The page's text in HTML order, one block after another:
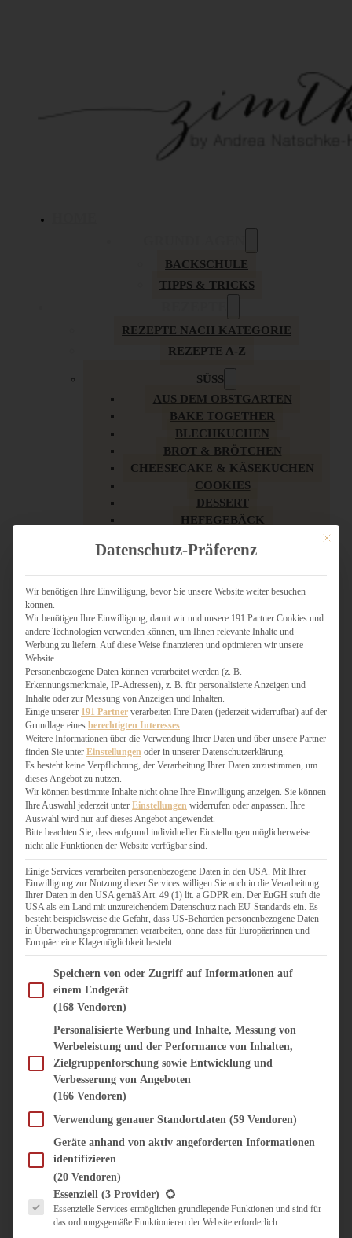
BACKSCHULE
TIPPS & TRICKS
REZEPTE NACH KATEGORIE
REZEPTE A-Z
SÜSS
AUS DEM OBSTGARTEN
BAKE TOGETHER
BLECHKUCHEN
BROT & BRÖTCHEN
CHEESECAKE & KÄSEKUCHEN
COOKIES
DESSERT
HEFEGEBÄCK
KUCHEN
LOW CARB & GESÜNDER
MY AMERICAN BAKERY
SCHOKOLADIGES
SÜSSES HAUPTGERICHT
TÖRTCHEN
VEGAN SÜSS
WEIHNACHTSBÄCKEREI
HERZHAFT
BURGER & SANDWICHES
FIX AUF DEM TISCH
FLEISCH & FISCH
GRILLEN / BARBECUE
HERZHAFTES BACKEN
ONE-POT-GERICHTE
PASTA & NUDELGERICHTE
PIZZA, TARTES & QUICHES
REIS & RISOTTO
SALATE & SNACKS
SUPPENKASPEREIEN
VORSPEISEN
SÜSS & HERZHAFT
BROTAUFSTRICH
DIPS, SAUCEN, CHUTNEYS
KÜCHENGESCHENKE
UNTERWEGS
Mit
Datenschutz-Präferenz
Wir benötigen Ihre Einwilligung, bevor Sie unsere Website weiter besuchen
können.
Wir benötigen Ihre Einwilligung, damit wir und unsere 191 Partner Cookies und
andere Technologien verwenden können, um Ihnen relevante Inhalte und
Werbung zu liefern. Auf diese Weise finanzieren und optimieren wir unsere
Website.
Personenbezogene Daten können verarbeitet werden (z. B.
Erkennungsmerkmale, IP-Adressen), z. B. für personalisierte Anzeigen und
Inhalte oder zur Messung von Anzeigen und Inhalten.
Einige unserer 191 Partner verarbeiten Ihre Daten (jederzeit widerrufbar) auf der
Grundlage eines berechtigten Interesses
Weitere Informationen über die Verwendung Ihrer Daten und über unsere Partner
finden Sie unter Einstellungen oder in unserer Datenschutzerklärung.
Es besteht keine Verpflichtung, der Verarbeitung Ihrer Daten zuzustimmen, um
dieses Angebot zu nutzen.
Wir können bestimmte Inhalte nicht ohne Ihre Einwilligung anzeigen. Sie können
Ihre Auswahl jederzeit unter Einstellungen widerrufen oder anpassen. Ihre
Auswahl wird nur auf dieses Angebot angewendet.
Bitte beachten Sie, dass aufgrund individueller Einstellungen möglicherweise
nicht alle Funktionen der Website verfügbar sind.
Einige Services verarbeiten personenbezogene Daten in den USA. Mit Ihrer
Einwilligung zur Nutzung dieser Services willigen Sie auch in die Verarbeitung
Ihrer Daten in den USA gemäß Art. 49 (1) lit. a GDPR ein. Der EuGH stuft die
USA als ein Land mit unzureichendem Datenschutz nach EU-Standards ein. Es
besteht beispielsweise die Gefahr, dass US-Behörden personenbezogene Daten
in Überwachungsprogrammen verarbeiten, ohne dass für Europäerinnen und
Europäer eine Klagemöglichkeit besteht.
Im Folgenden finden Sie eine Liste der Zwecke des IAB Transparency and Consent
Speichern von oder Zugriff auf Informationen auf
einem Endgerät
(168 Vendoren)
Personalisierte Werbung und Inhalte, Messung von
Werbeleistung und der Performance von Inhalten,
Zielgruppenforschung sowie Entwicklung und
Verbesserung von Angeboten
(166 Vendoren)
Verwendung genauer Standortdaten (59 Vendoren)
Geräte anhand von aktiv angeforderten Informationen
identifizieren
(20 Vendoren)
Es folgt eine Liste der Service-Gruppen, für die eine Einwilligung erteilt werden
Essenziell (3 Provider)
Essenzielle Services ermöglichen grundlegende Funktionen und sind für
das ordnungsgemäße Funktionieren der Website erforderlich.